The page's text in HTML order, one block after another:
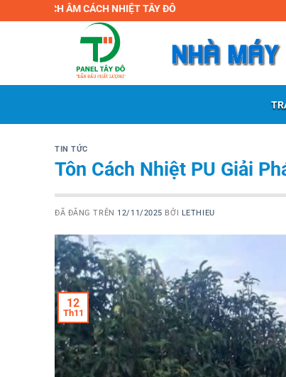
đến
NHIỆT TÂY ĐÔ
TIN TỨC
Tôn Cách Nhiệt PU Giải
ĐÃ ĐĂNG TRÊN 12/11/2025 BỞI LETHIEU
12
Th11